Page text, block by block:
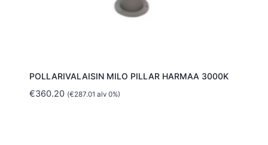
POLLARIVALAISIN MILO PILLAR HARMAA 3000K
€360.20 (€287.01 alv 0%)